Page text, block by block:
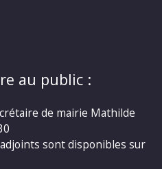
au public :
de mairie Mathilde
sont disponibles sur